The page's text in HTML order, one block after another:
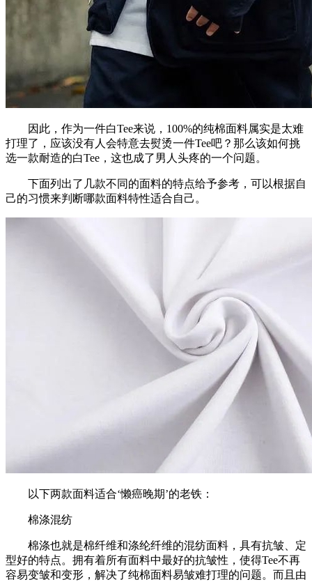
因此，作为一件白Tee来说，100%的纯棉面料属实是太难
打理了，应该没有人会特意去熨烫一件Tee吧？那么该如何挑
选一款耐造的白Tee，这也成了男人头疼的一个问题。
下面列出了几款不同的面料的特点给予参考，可以根据自
己的习惯来判断哪款面料特性适合自己。
以下两款面料适合‘懒癌晚期’的老铁：
棉涤混纺
棉涤也就是棉纤维和涤纶纤维的混纺面料，具有抗皱、定
型好的特点。拥有着所有面料中最好的抗皱性，使得Tee不再
容易变皱和变形，解决了纯棉面料易皱难打理的问题。而且由